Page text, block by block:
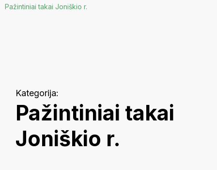
Pažintiniai takai Joniškio r.
Kategorija:
Pažintiniai takai
Joniškio r.